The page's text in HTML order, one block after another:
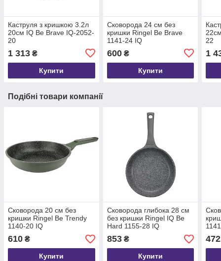
Каструля з кришкою 3.2л
20см IQ Be Brave IQ-2052-
20
1 313 ₴
Купити
Сковорода 24 см без
кришки Ringel Be Brave
1141-24 IQ
600₴
Купити
22
1
Подібні товари компанії
Сковорода 20 см без
кришки Ringel Be Trendy
1140-20 IQ
610 ₴
Купити
Сковорода глибока 28 см
без кришки Ringel IQ Be
Hard 1155-28 IQ
853₴
Купити
472